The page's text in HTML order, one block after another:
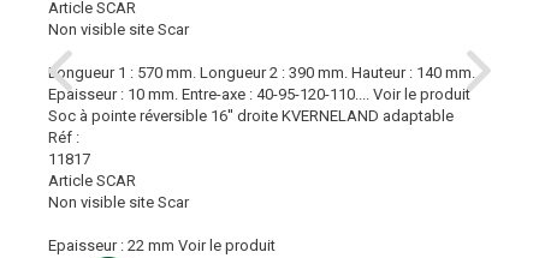
Article SCAR
Non visible site Scar
Longueur 1 : 570 mm. Longueur 2 : 390 mm. Hauteur : 140 mm.
Epaisseur : 10 mm. Entre-axe : 40-95-120-110....
Voir le produit
Soc à pointe réversible 16'' droite KVERNELAND adaptable
Réf :
11817
Article SCAR
Non visible site Scar
Epaisseur : 22 mm Voir le produit